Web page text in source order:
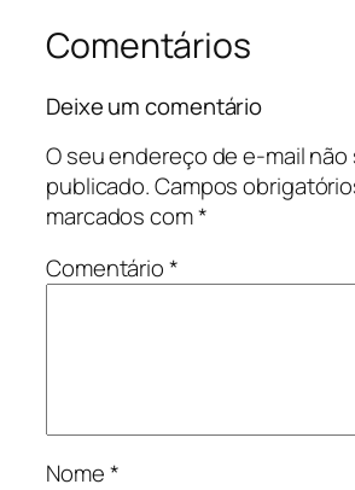
Comentários
Deixe um comentário
O seu endereço de e-mail não
publicado.Campos
marcados com*
Comentário*
Nome*